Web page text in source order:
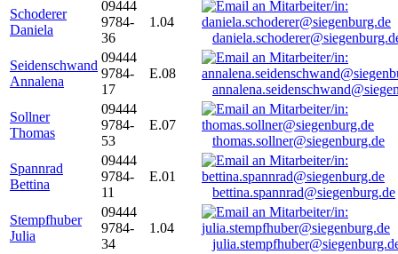
Schoderer
Daniela
09444
9784-
36
1.04
Seidenschwand
Annalena
09444
9784-
17
E.08
Sollner
Thomas
09444
9784-
53
E.07
thomas.sollner@siegenburg.de
Spannrad
Bettina
09444
9784-
11
E.01
bettina.spannrad@siegenburg.de
Stempfhuber
Julia
09444
9784-
34
1.04